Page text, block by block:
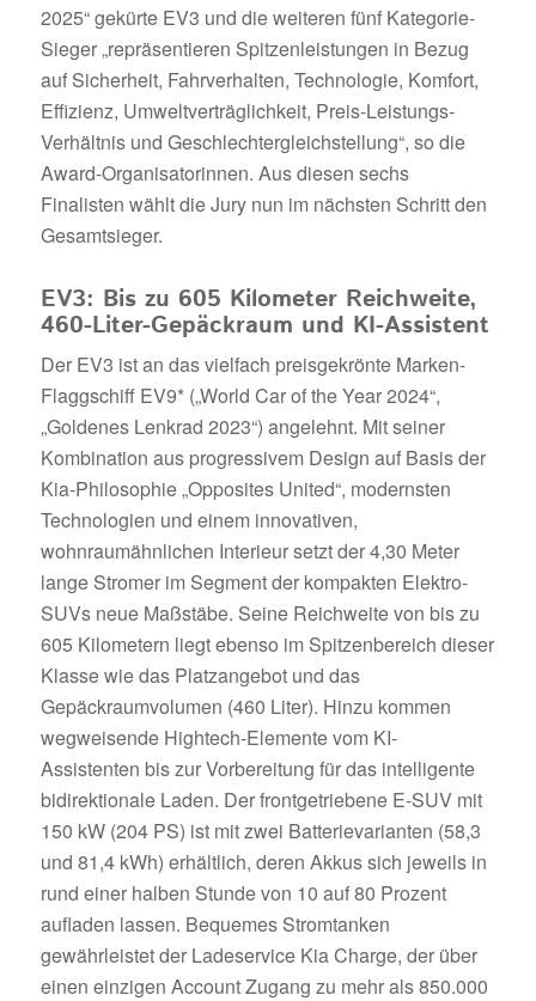
2025“ gekürte EV3 und die weiteren fünf Kategorie-
Sieger „repräsentieren Spitzenleistungen in Bezug
auf Sicherheit, Fahrverhalten, Technologie, Komfort,
Effizienz, Umweltverträglichkeit, Preis-Leistungs-
Verhältnis und Geschlechtergleichstellung“, so die
Award-Organisatorinnen. Aus diesen sechs
Finalisten wählt die Jury nun im nächsten Schritt den
Gesamtsieger.
EV3: Bis zu 605 Kilometer Reichweite,
460-Liter-Gepäckraum und KI-Assistent
Der EV3 ist an das vielfach preisgekrönte Marken-
Flaggschiff EV9* („World Car of the Year 2024“,
„Goldenes Lenkrad 2023“) angelehnt. Mit seiner
Kombination aus progressivem Design auf Basis der
Kia-Philosophie „Opposites United“, modernsten
Technologien und einem innovativen,
wohnraumähnlichen Interieur setzt der 4,30 Meter
lange Stromer im Segment der kompakten Elektro-
SUVs neue Maßstäbe. Seine Reichweite von bis zu
605 Kilometern liegt ebenso im Spitzenbereich dieser
Klasse wie das Platzangebot und das
Gepäckraumvolumen (460 Liter). Hinzu kommen
wegweisende Hightech-Elemente vom KI-
Assistenten bis zur Vorbereitung für das intelligente
bidirektionale Laden. Der frontgetriebene E-SUV mit
150 kW (204 PS) ist mit zwei Batterievarianten (58,3
und 81,4 kWh) erhältlich, deren Akkus sich jeweils in
rund einer halben Stunde von 10 auf 80 Prozent
aufladen lassen. Bequemes Stromtanken
gewährleistet der Ladeservice Kia Charge, der über
einen einzigen Account Zugang zu mehr als 850.000